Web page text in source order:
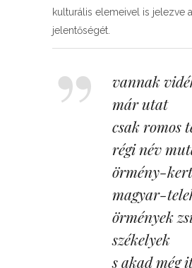
kulturális elemeivel is jelezve
jelentőségét.
vannak
már utat
csak romos
régi név
örmény-
magyar-
örmények
székelyek
s akad még